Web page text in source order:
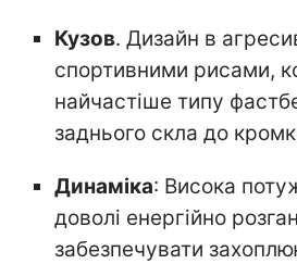
Кузов. Дизайн в
спортивними рисами,
найчастіше типу
заднього скла до
Динаміка: Висока
доволі енергійно
забезпечувати